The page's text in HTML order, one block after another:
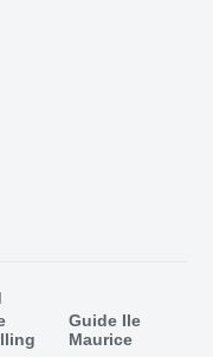
Guide Ile
Maurice